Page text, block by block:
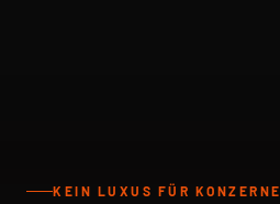
KEIN LUXUS FÜR KONZERNE